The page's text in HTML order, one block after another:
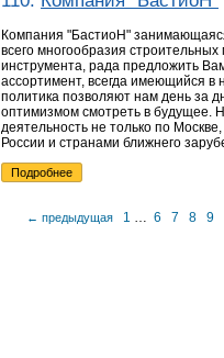
Компания "БастиоН"
всего многообразия
инструмента, рада предложить
ассортимент, всегда имеющийся в
политика позволяют нам день за
оптимизмом смотреть в будущее.
деятельность не только по
России и странами ближнего
Подробнее
← предыдущая 1 … 6 7 8 9